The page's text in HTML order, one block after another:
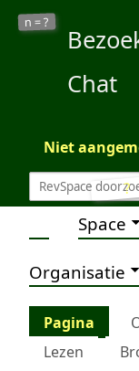
?
n =?
Chat
Niet
Space
Organisatie
Pagina
Lezen